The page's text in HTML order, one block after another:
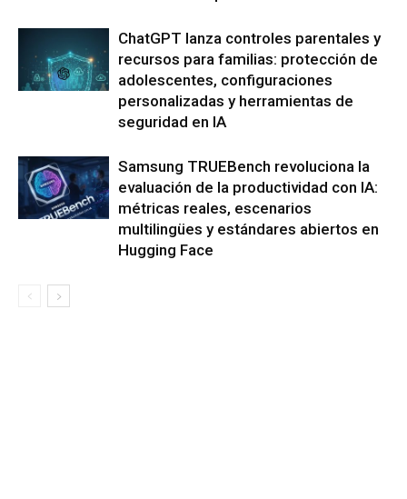
ChatGPT lanza controles parentales y
recursos para familias: protección de
adolescentes, configuraciones
personalizadas y herramientas de
seguridad en IA
Samsung TRUEBench revoluciona la
evaluación de la productividad con IA:
métricas reales, escenarios
multilingües y estándares abiertos en
Hugging Face